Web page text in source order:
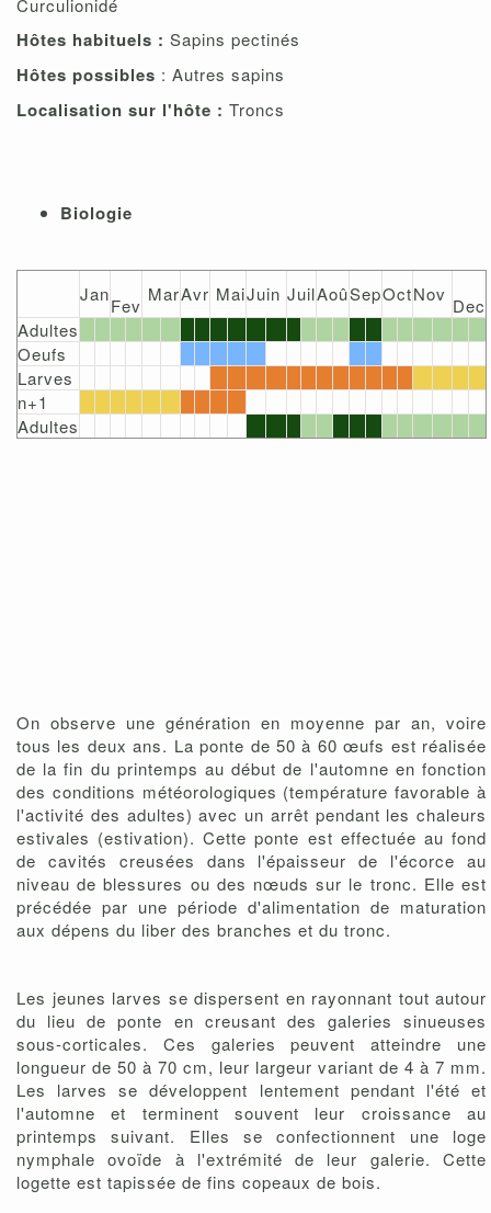
Curculionidé
Hôtes habituels : Sapins pectinés
Hôtes possibles : Autres sapins
Localisation sur l'hôte : Troncs
Biologie
Jan
Fev
MarAvr MaiJuin JuilAoûSepOctNov
Dec
Adultes
Oeufs
Larves
n+1
Adultes
On observe une génération en moyenne par an, voire
tous les deux ans. La ponte de 50 à 60 œufs est réalisée
de la fin du printemps au début de l'automne en fonction
des conditions météorologiques (température favorable à
l'activité des adultes) avec un arrêt pendant les chaleurs
estivales (estivation). Cette ponte est effectuée au fond
de cavités creusées dans l'épaisseur de l'écorce au
niveau de blessures ou des nœuds sur le tronc. Elle est
précédée par une période d'alimentation de maturation
aux dépens du liber des branches et du tronc.
Les jeunes larves se dispersent en rayonnant tout autour
du lieu de ponte en creusant des galeries sinueuses
sous-corticales. Ces galeries peuvent atteindre une
longueur de 50 à 70 cm, leur largeur variant de 4 à 7 mm.
Les larves se développent lentement pendant l'été et
l'automne et terminent souvent leur croissance au
printemps suivant. Elles se confectionnent une loge
nymphale ovoïde à l'extrémité de leur galerie. Cette
logette est tapissée de fins copeaux de bois.